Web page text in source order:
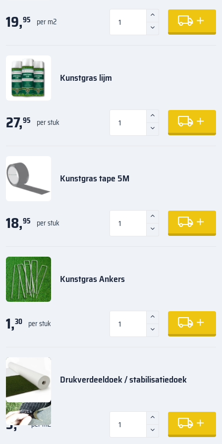
19,95 per m2
Kunstgras lijm
27,95 per stuk
Kunstgras tape 5M
18,95 per stuk
Kunstgras Ankers
1,30 per stuk
Drukverdeeldoek / stabilisatiedoek
3,95 per m2